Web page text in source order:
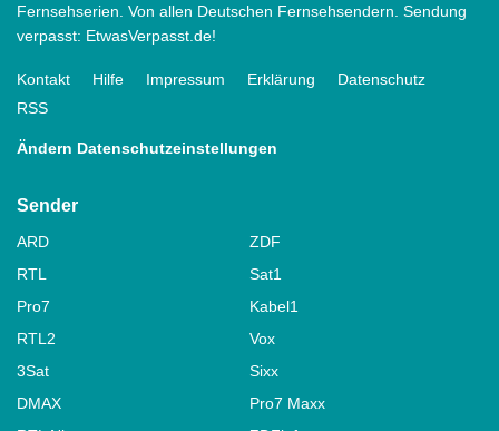
Fernsehserien. Von allen Deutschen Fernsehsendern. Sendung
verpasst: EtwasVerpasst.de!
Kontakt Hilfe Impressum Erklärung
Datenschutz
RSS
Ändern Datenschutzeinstellungen
Sender
ARD
ZDF
RTL
Sat1
Pro7
Kabel1
RTL2
Vox
3Sat
Sixx
DMAX
Pro7 Maxx